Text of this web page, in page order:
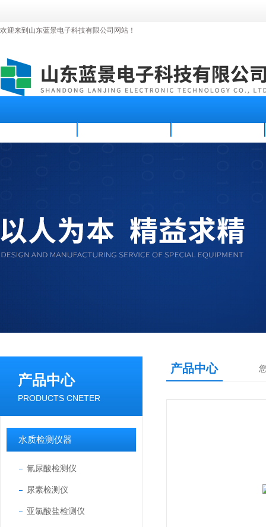
欢迎来到山东蓝景电子科技有限公司网站！
产品中心
PRODUCTS CNETER
水质检测仪器
氰尿酸检测仪
尿素检测仪
亚氯酸盐检测仪
产品中心